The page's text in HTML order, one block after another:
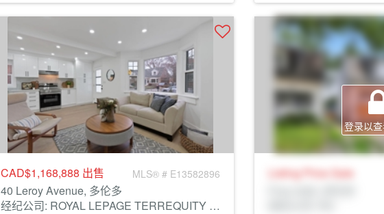
CAD$1,168,888 出售 MLS® # E13582896
40 Leroy Avenue, 多伦多
经纪公司: ROYAL LEPAGE TERREQUITY REALTY
登录以
Listing Price Sale